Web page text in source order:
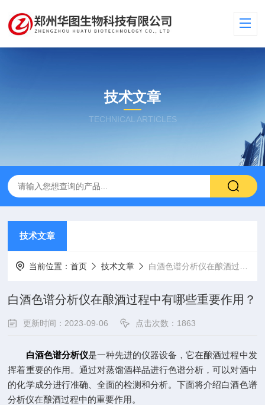
技术文章
TECHNICAL ARTICLES
技术文章
当前位置：首页 技术文章 白酒色谱分析仪在酿酒过程中有哪些重要作用？
白酒色谱分析仪在酿酒过程中有哪些重要作用？
更新时间：2023-09-06 点击次数：1863
白酒色谱分析仪是一种先进的仪器设备，它在酿酒过程中发
挥着重要的作用。通过对蒸馏酒样品进行色谱分析，可以对酒中
的化学成分进行准确、全面的检测和分析。下面将介绍白酒色谱
分析仪在酿酒过程中的重要作用。